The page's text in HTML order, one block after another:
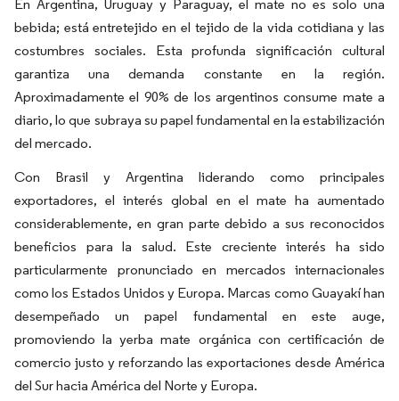
En Argentina, Uruguay y Paraguay, el mate no es solo una
bebida; está entretejido en el tejido de la vida cotidiana y las
costumbres sociales. Esta profunda significación cultural
garantiza una demanda constante en la región.
Aproximadamente el 90% de los argentinos consume mate a
diario, lo que subraya su papel fundamental en la estabilización
del mercado.
Con Brasil y Argentina liderando como principales
exportadores, el interés global en el mate ha aumentado
considerablemente, en gran parte debido a sus reconocidos
beneficios para la salud. Este creciente interés ha sido
particularmente pronunciado en mercados internacionales
como los Estados Unidos y Europa. Marcas como Guayakí han
desempeñado un papel fundamental en este auge,
promoviendo la yerba mate orgánica con certificación de
comercio justo y reforzando las exportaciones desde América
del Sur hacia América del Norte y Europa.